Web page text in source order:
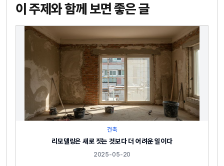
이 주제와 함께 보면 좋은 글
건축
리모델링은 새로 짓는 것보다 더 어려운 일이다
2025-05-20